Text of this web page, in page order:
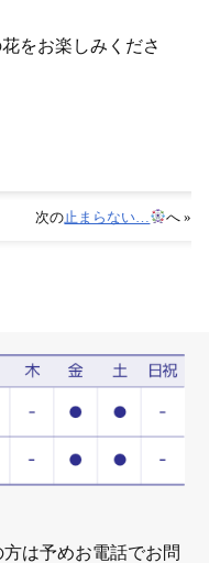
をお楽しみくださ
次の止まらない… へ »
は予めお電話でお問